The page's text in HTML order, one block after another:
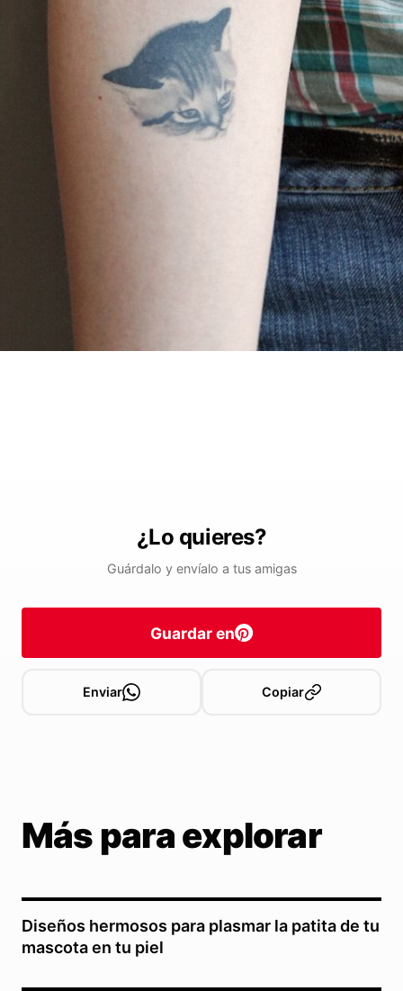
¿Lo quieres?
Guárdalo y envíalo a tus amigas
Guardar en
Enviar Copiar
Más para explorar
Diseños hermosos para plasmar la patita de tu
mascota en tu piel